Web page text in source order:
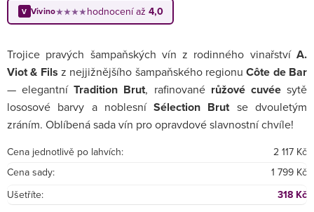
V Vivino★★★★hodnocení až 4,0
Trojice pravých šampaňských vín z rodinného vinařství A.
Viot & Fils z nejjižnějšího šampaňského regionuCôte de Bar
— elegantníTradition Brut, rafinované růžové cuvéesytě
lososové barvy a noblesníSélection Brutse dvouletým
zráním. Oblíbená sada vín pro opravdové slavnostní chvíle!
Cena jednotlivě po lahvích:
2 117 Kč
Cena sady:
1 799 Kč
Ušetříte:
318 Kč